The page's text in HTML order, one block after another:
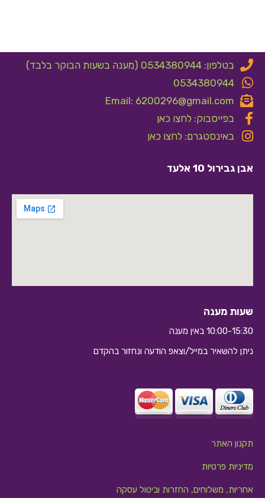
בטלפון: 0534380944 (מענה בשעות הבוקר בלבד)
0534380944
Email: 6200296@gmail.com
בפייסבוק: לחצו כאן
באינסטגרם: לחצו כאן
אבן גבירול 10 אלעד
שעות מענה
10:00-15:30 באין מענה
ניתן להשאיר במייל/וצאפ הודעה ונחזור בהקדם
תקנון האתר
מדיניות פרטיות
אחריות, משלוחים, החזרות וביטול עסקה